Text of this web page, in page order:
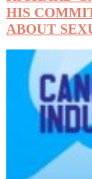
HIS
ABOUT